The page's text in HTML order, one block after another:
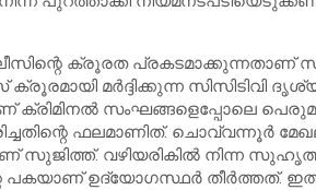
ക്രൂരത പ്രകടമാക്കുന്നതാണ്
ക്രൂരമായി മര്‍ദ്ദിക്കുന്ന സിസിടിവി
ക്രിമിനല്‍ സംഘങ്ങളെപ്പോലെ
ഫലമാണിത്. ചൊവ്വന്നൂര്‍
വഴിയരികില്‍ നിന്ന
പകയാണ് ഉദ്യോഗസ്ഥര്‍ തീര്‍ത്തത്.